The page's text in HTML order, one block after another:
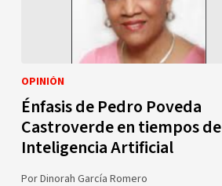
OPINIÓN
Énfasis de Pedro Poveda
Castroverde en tiempos de
Inteligencia Artificial
PorDinorah García Romero